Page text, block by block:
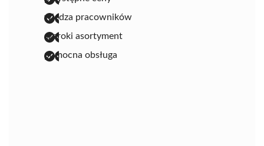
wiedza pracowników
szeroki asortyment
pomocna obsługa